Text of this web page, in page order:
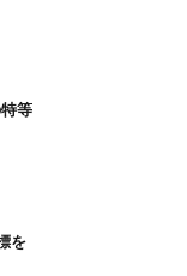
等
を